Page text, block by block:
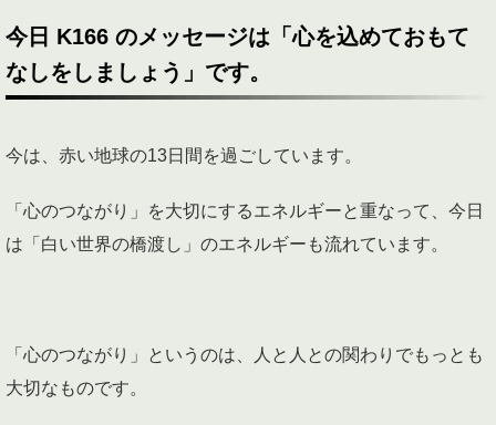
今日 K166 のメッセージは「心を込めておもて
なしをしましょう」です。
今は、赤い地球の13日間を過ごしています。
「心のつながり」を大切にするエネルギーと重なって、今日
は「白い世界の橋渡し」のエネルギーも流れています。
「心のつながり」というのは、人と人との関わりでもっとも
大切なものです。